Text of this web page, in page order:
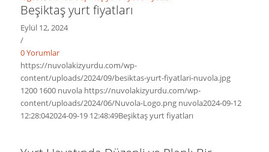
Beşiktaş yurt fiyatları
Eylül 12, 2024
/
0 Yorumlar
https://nuvolakizyurdu.com/wp-
content/uploads/2024/09/besiktas-yurt-fiyatlari-nuvola.jpg
1200 1600 nuvola https://nuvolakizyurdu.com/wp-
content/uploads/2024/06/Nuvola-Logo.png nuvola2024-09-12
12:28:042024-09-19 12:48:49Beşiktaş yurt fiyatları